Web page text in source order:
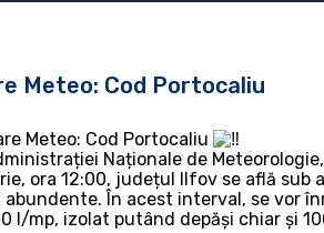
Meteo: Cod Portocaliu
Meteo: Cod Portocaliu
Naționale de
ora 12:00, județul Ilfov se află sub
abundente. În acest interval, se vor
l/mp, izolat putând depăși chiar și